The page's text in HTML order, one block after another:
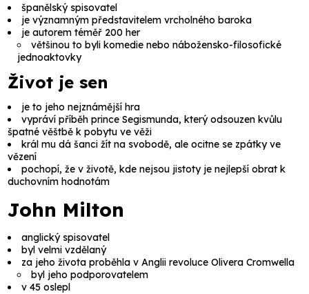
španělský spisovatel
je významným představitelem vrcholného baroka
je autorem téměř 200 her
většinou to byli komedie nebo nábožensko-filosofické
jednoaktovky
Život je sen
je to jeho nejznámější hra
vypráví příběh princeSegismunda, který odsouzen kvůlu
špatné věštbě k pobytu ve věži
král mu dá šanci žít na svobodě, ale ocitne se zpátky ve
vězení
pochopí, že v životě, kde nejsou jistoty je nejlepší obrat k
duchovním hodnotám
John Milton
anglický spisovatel
byl velmi vzdělaný
za jeho života proběhla v Anglii revoluce Olivera Cromwella
byl jeho podporovatelem
v 45 oslepl